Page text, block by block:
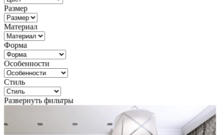
Размер
Материал
Форма
Особенности
Стиль
Развернуть фильтры